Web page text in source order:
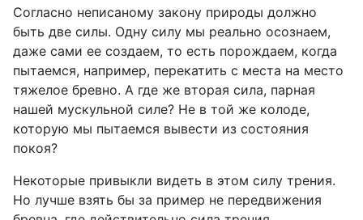
Согласно неписаному закону природы должно
быть две силы. Одну силу мы реально осознаем,
даже сами ее создаем, то есть порождаем, когда
пытаемся, например, перекатить с места на место
тяжелое бревно. А где же вторая сила, парная
нашей мускульной силе? Не в той же колоде,
которую мы пытаемся вывести из состояния
покоя?
Некоторые привыкли видеть в этом силу трения.
Но лучше взять бы за пример не передвижения